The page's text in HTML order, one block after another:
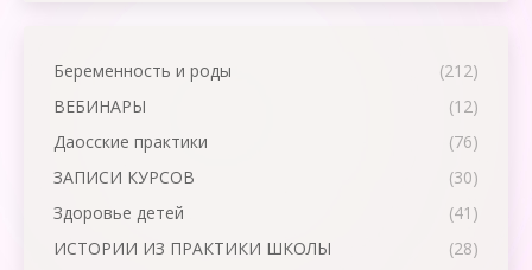
Беременность и роды
(212)
ВЕБИНАРЫ
(12)
Даосские практики
(76)
ЗАПИСИ КУРСОВ
(30)
Здоровье детей
(41)
ИСТОРИИ ИЗ ПРАКТИКИ ШКОЛЫ
(28)